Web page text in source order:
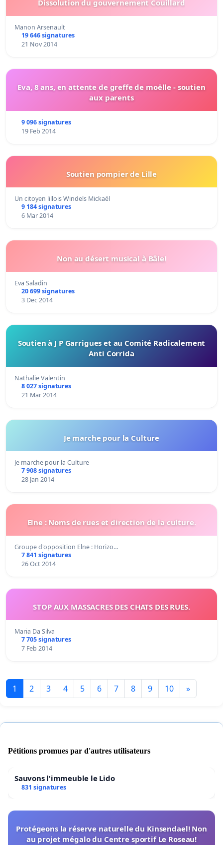
Dissolution du gouvernement Couillard
Manon Arsenault
19 646 signatures
21 Nov 2014
Eva, 8 ans, en attente de greffe de moëlle - soutien
aux parents
9 096 signatures
19 Feb 2014
Soutien pompier de Lille
Un citoyen lillois Windels Mickaël
9 184 signatures
6 Mar 2014
Non au désert musical à Bâle!
Eva Saladin
20 699 signatures
3 Dec 2014
Soutien à J P Garrigues et au Comité Radicalement
Anti Corrida
Nathalie Valentin
8 027 signatures
21 Mar 2014
Je marche pour la Culture
Je marche pour la Culture
7 908 signatures
28 Jan 2014
Elne : Noms de rues et direction de la culture.
Groupe d'opposition Elne : Horizo…
7 841 signatures
26 Oct 2014
STOP AUX MASSACRES DES CHATS DES RUES.
Maria Da Silva
7 705 signatures
7 Feb 2014
1 2 3 4 5 6 7 8 9 10 »
Pétitions promues par d'autres utilisateurs
Sauvons l'immeuble le Lido
831 signatures
Protégeons la réserve naturelle du Kinsendael! Non
au projet mégalo du Centre sportif Le Roseau!